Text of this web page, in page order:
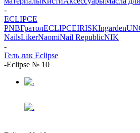
-
ECLIPCE
PNBГратолECLIPCEIRISKIngarden
NailsLikerNaomiNail RepublicNIK
-
Гель лак Eclipse
-Eclipse № 10